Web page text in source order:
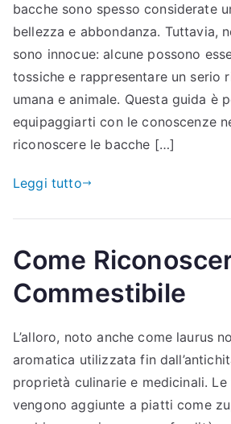
bacche sono spesso considerate
bellezza e abbondanza. Tuttavia,
sono innocue: alcune possono
tossiche e rappresentare un serio
umana e animale. Questa guida è
equipaggiarti con le conoscenze
riconoscere le bacche […]
Leggi tutto
Come
Commestibile
L’alloro, noto anche come laurus
aromatica utilizzata fin
proprietà culinarie e medicinali.
vengono aggiunte a piatti come